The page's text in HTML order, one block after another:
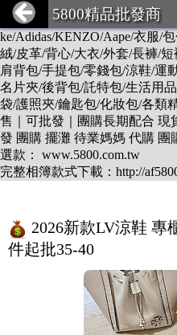
DESCENTE/LV/BURBERRY/
CIAGA/DIOR/Hermes/FENDI/
ke/Adidas/KENZO/Aape/衣服/
絨/皮革/背心/大衣/外套/長褲/
肩背包/手提包/零錢包/涼鞋/運
名片夾/後背包/託特包/生活用
袋/護照夾/鑰匙包/化妝包/各類
售｜可批發｜團購長期配合 現
發 團購 擺灘 待業媽媽 代購 團
選款： www.5800.com.tw
完整相簿款式下載：http://
5800精品批發商
2026新款LV涼鞋 專
件起批35-40